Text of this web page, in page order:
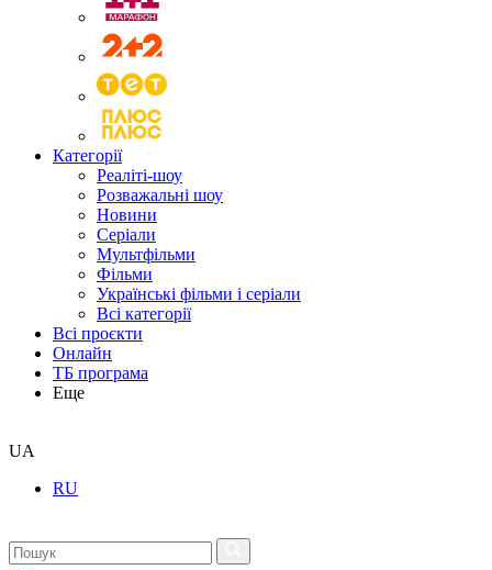
Категорії
Реаліті-шоу
Розважальні шоу
Новини
Серіали
Мультфільми
Фільми
Українські фільми і серіали
Всі категорії
Всі проєкти
Онлайн
ТБ програма
Еще
UA
RU